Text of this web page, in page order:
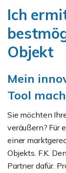
Ich
Objekt
Mein
Tool
Sie möchten
veräußern? Für
einer
Objekts. F.K.
Partner dafür.